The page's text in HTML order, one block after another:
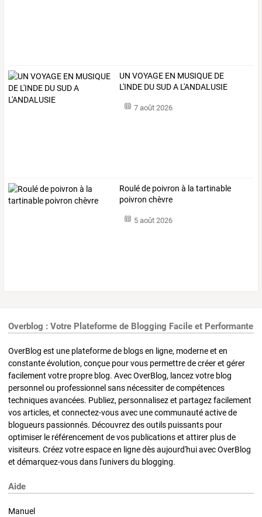
UN VOYAGE EN MUSIQUE DE
L'INDE DU SUD A L'ANDALUSIE
7 août 2026
Roulé de poivron à la tartinable
poivron chèvre
5 août 2026
Overblog : Votre Plateforme de Blogging Facile et Performante
OverBlog est une plateforme de blogs en ligne, moderne et en
constante évolution, conçue pour vous permettre de créer et gérer
facilement votre propre blog. Avec OverBlog, lancez votre blog
personnel ou professionnel sans nécessiter de compétences
techniques avancées. Publiez, personnalisez et partagez facilement
vos articles, et connectez-vous avec une communauté active de
blogueurs passionnés. Découvrez des outils puissants pour
optimiser le référencement de vos publications et attirer plus de
visiteurs. Créez votre espace en ligne dès aujourd'hui avec OverBlog
et démarquez-vous dans l'univers du blogging.
Aide
Manuel